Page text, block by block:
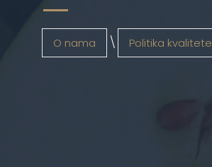
O nama Politika kvalitete